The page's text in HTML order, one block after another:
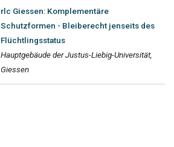
rlc Giessen: Komplementäre
Schutzformen - Bleiberecht jenseits des
Flüchtlingsstatus
Hauptgebäude der Justus-Liebig-Universität,
Giessen